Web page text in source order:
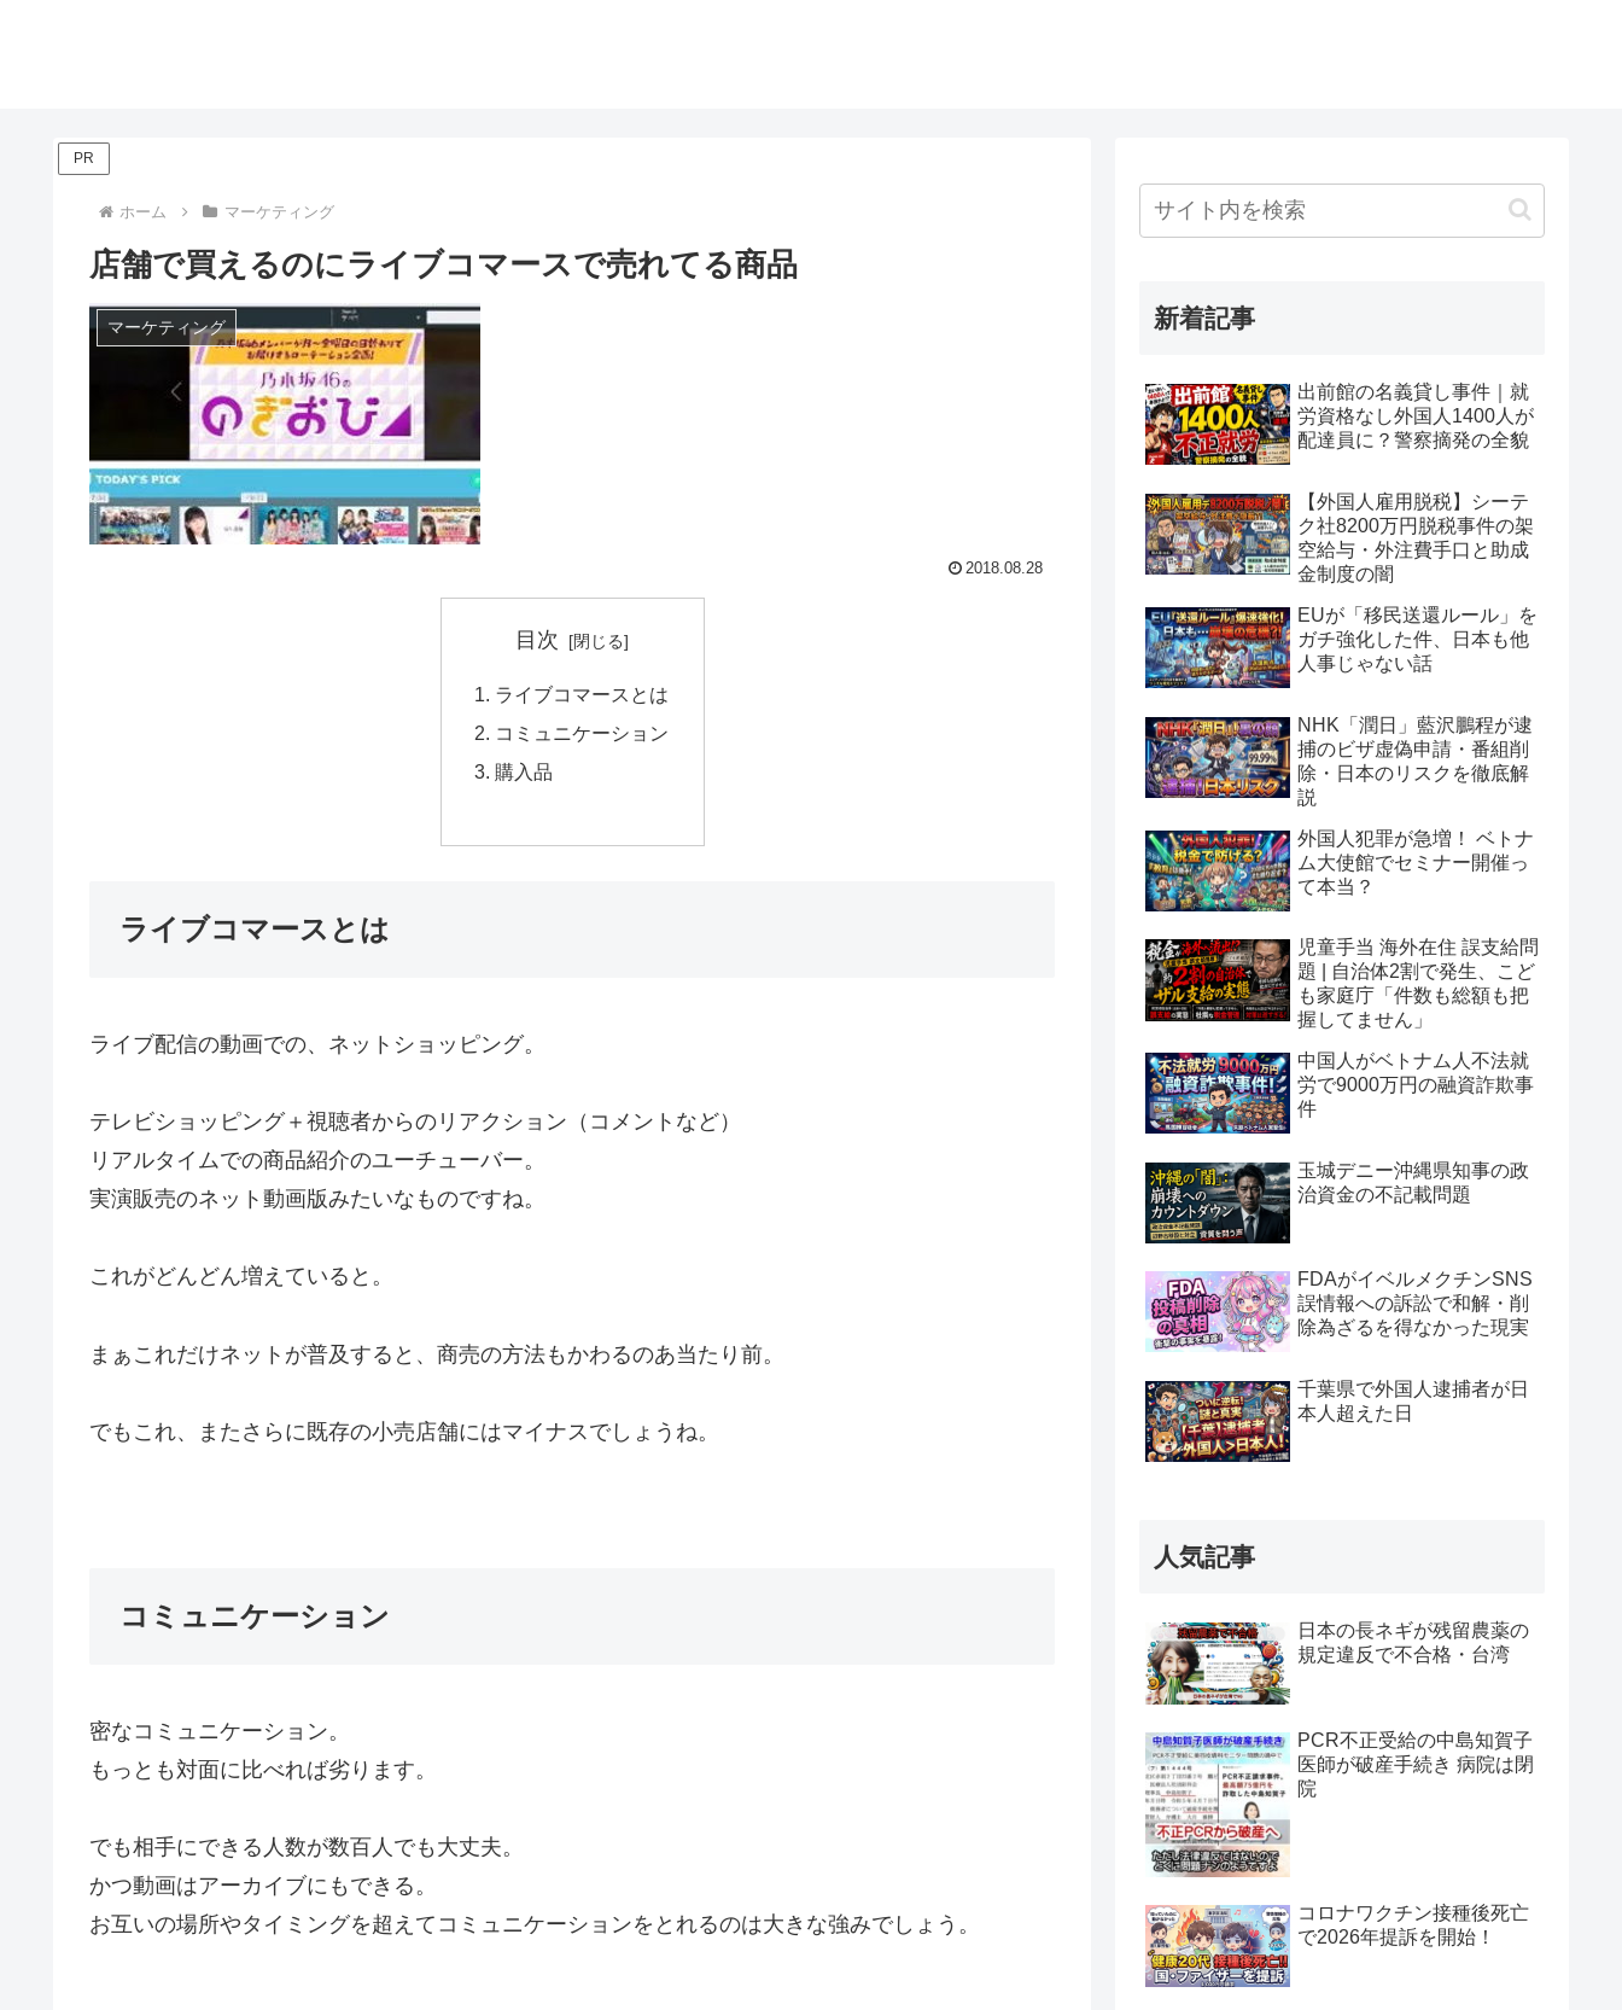
PR
ホーム マーケティング
店舗で買えるのにライブコマースで売れてる商品
マーケティング
2018.08.28
目次
ライブコマースとは
コミュニケーション
購入品
ライブコマースとは
ライブ配信の動画での、ネットショッピング。
テレビショッピング＋視聴者からのリアクション（コメントなど）
リアルタイムでの商品紹介のユーチューバー。
実演販売のネット動画版みたいなものですね。
これがどんどん増えていると。
まぁこれだけネットが普及すると、商売の方法もかわるのあ当たり前。
でもこれ、またさらに既存の小売店舗にはマイナスでしょうね。
コミュニケーション
密なコミュニケーション。
もっとも対面に比べれば劣ります。
でも相手にできる人数が数百人でも大丈夫。
かつ動画はアーカイブにもできる。
お互いの場所やタイミングを超えてコミュニケーションをとれるのは大きな強みでしょう。
新着記事
出前館の名義貸し事件｜就
労資格なし外国人1400人が
配達員に？警察摘発の全貌
【外国人雇用脱税】シーテ
ク社8200万円脱税事件の架
空給与・外注費手口と助成
金制度の闇
EUが「移民送還ルール」を
ガチ強化した件、日本も他
人事じゃない話
NHK「潤日」藍沢鵬程が逮
捕のビザ虚偽申請・番組削
除・日本のリスクを徹底解
説
外国人犯罪が急増！ ベトナ
ム大使館でセミナー開催っ
て本当？
児童手当 海外在住 誤支給問
題 | 自治体2割で発生、こど
も家庭庁「件数も総額も把
握してません」
中国人がベトナム人不法就
労で9000万円の融資詐欺事
件
玉城デニー沖縄県知事の政
治資金の不記載問題
FDAがイベルメクチンSNS
誤情報への訴訟で和解・削
除為ざるを得なかった現実
千葉県で外国人逮捕者が日
本人超えた日
人気記事
日本の長ネギが残留農薬の
規定違反で不合格・台湾
PCR不正受給の中島知賀子
医師が破産手続き 病院は閉
院
コロナワクチン接種後死亡
で2026年提訴を開始！